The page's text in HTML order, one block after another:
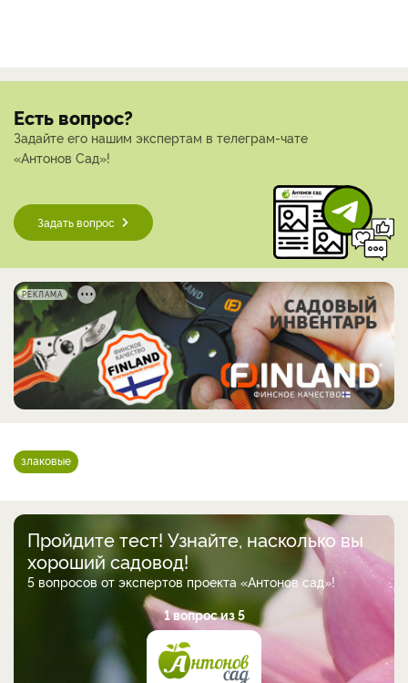
Есть вопрос?
Задайте его нашим экспертам в телеграм-чате
«Антонов Сад»!
Задать вопрос
РЕКЛАМА
злаковые
Пройдите тест! Узнайте, насколько вы
хороший садовод!
5 вопросов от экспертов проекта «Антонов сад»!
1 вопрос из 5